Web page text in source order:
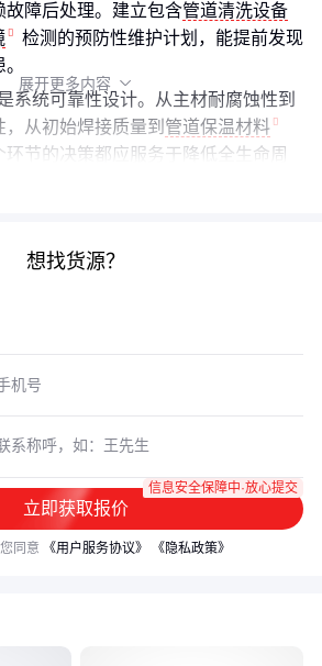
故障后处理。建立包含管道清洗设备
检测的预防性维护计划，能提前发现
系统可靠性设计。从主材耐腐蚀性到
从初始焊接质量到 管道保温材料
环节的决策都应服务于降低全生命周
展开更多内容 
想找货源？
立即获取报价
信息安全保障中·放心提交
同意 《用户服务协议》 《隐私政策》